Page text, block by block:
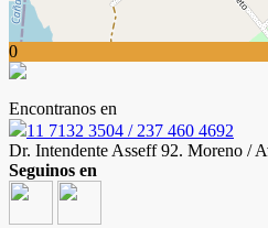
0
Encontranos en
11 7132 3504 / 237 460 4692
Dr. Intendente Asseff 92. Moreno /
Seguinos en